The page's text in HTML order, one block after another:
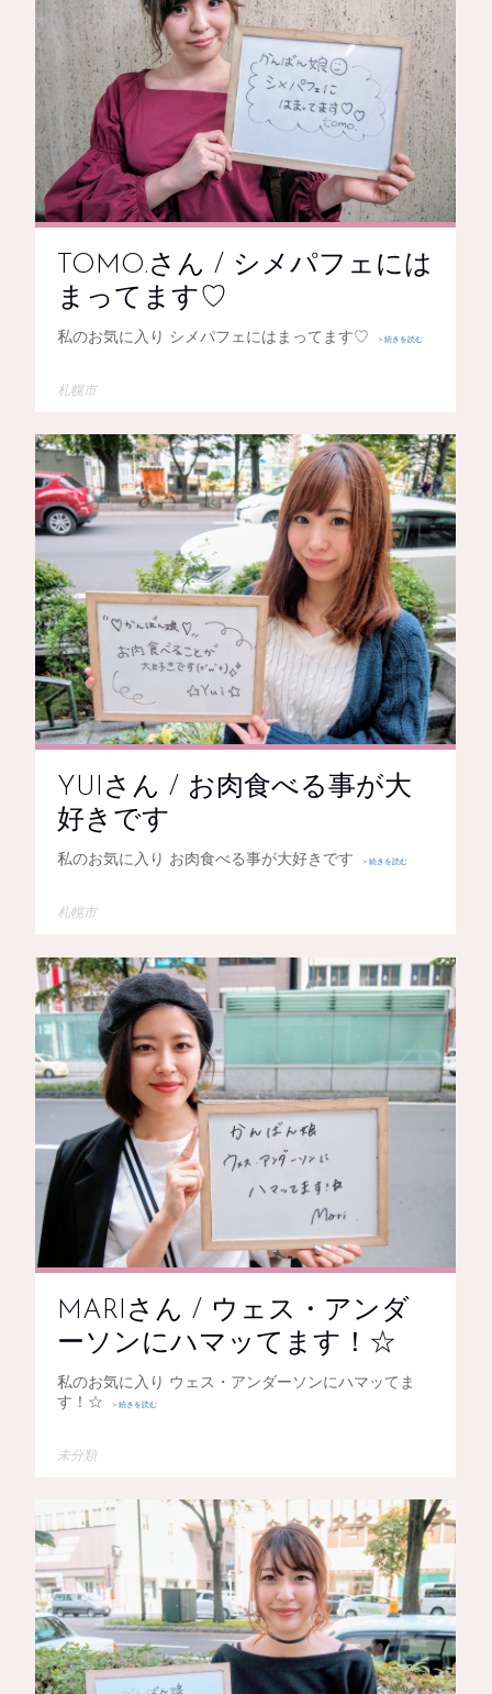
TOMO.さん / シメパフェには
まってます♡
私のお気に入り シメパフェにはまってます♡ ＞続きを読む
札幌市
YUIさん / お肉食べる事が大
好きです
私のお気に入り お肉食べる事が大好きです ＞続きを読む
札幌市
MARIさん / ウェス・アンダ
ーソンにハマッてます！☆
私のお気に入り ウェス・アンダーソンにハマッてま
す！☆
＞続きを読む
未分類